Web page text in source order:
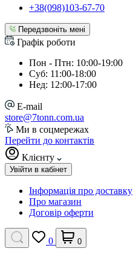
+38(098)103-67-70
Передзвоніть мені
Графік роботи
Пон - Птн: 10:00-19:00
Суб: 11:00-18:00
Нед: 12:00-17:00
E-mail
store@7tonn.com.ua
Ми в соцмережах
Перейти до контактів
Клієнту
Увійти в кабінет
Інформація про доставку
Про магазин
Договір оферти
0 0